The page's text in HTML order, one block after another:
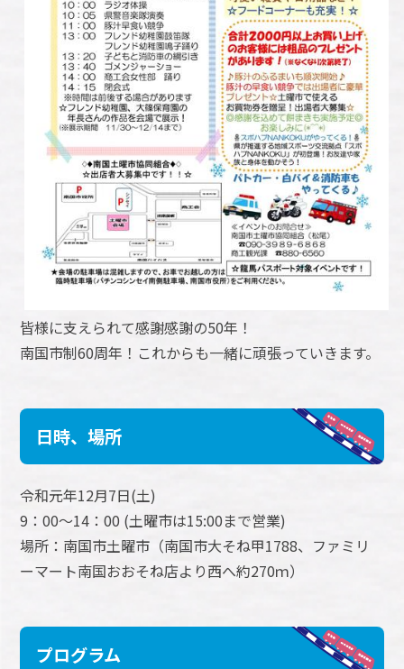
皆様に支えられて感謝感謝の50年！
南国市制60周年！これからも一緒に頑張っていきます。
日時、場所
令和元年12月7日(土)
9：00～14：00 (土曜市は15:00まで営業)
場所：南国市土曜市（南国市大そね甲1788、ファミリ
ーマート南国おおそね店より西へ約270ｍ）
プログラム